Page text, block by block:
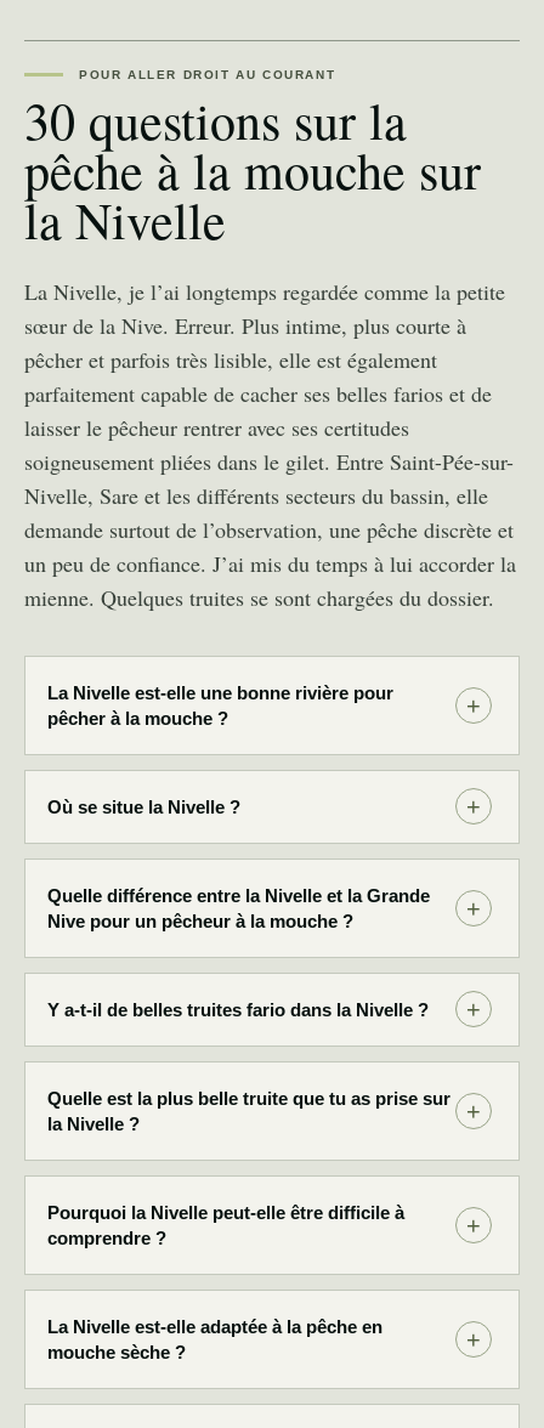
POUR ALLER DROIT AU COURANT
30 questions sur la
pêche à la mouche sur
la Nivelle
La Nivelle, je l’ai longtemps regardée comme la petite
sœur de la Nive. Erreur. Plus intime, plus courte à
pêcher et parfois très lisible, elle est également
parfaitement capable de cacher ses belles farios et de
laisser le pêcheur rentrer avec ses certitudes
soigneusement pliées dans le gilet. Entre Saint-Pée-sur-
Nivelle, Sare et les différents secteurs du bassin, elle
demande surtout de l’observation, une pêche discrète et
un peu de confiance. J’ai mis du temps à lui accorder la
mienne. Quelques truites se sont chargées du dossier.
La Nivelle est-elle une bonne rivière pour
pêcher à la mouche ?
Où se situe la Nivelle ?
Quelle différence entre la Nivelle et la Grande
Nive pour un pêcheur à la mouche ?
Y a-t-il de belles truites fario dans la Nivelle ?
Quelle est la plus belle truite que tu as prise sur
la Nivelle ?
Pourquoi la Nivelle peut-elle être difficile à
comprendre ?
La Nivelle est-elle adaptée à la pêche en
mouche sèche ?